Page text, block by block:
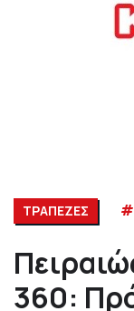
ΤΡΑΠΕΖΕΣ #
360: